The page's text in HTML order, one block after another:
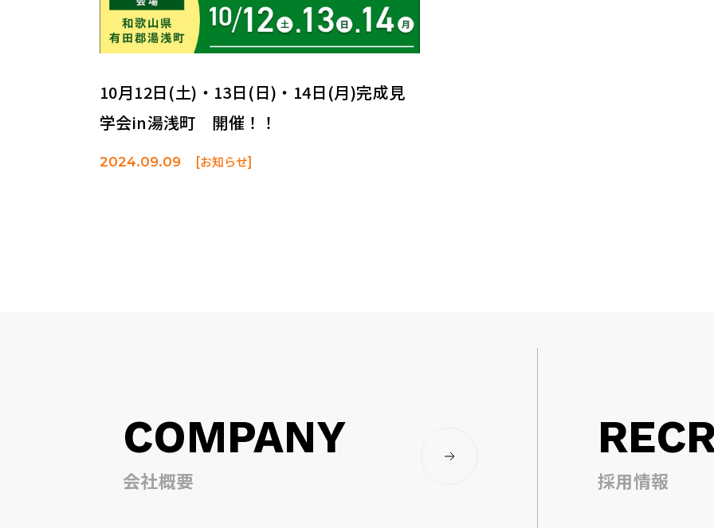
10月12日(土)・13日(日)・14日(月)完成見
学会in湯浅町 開催！！
2024.09.09 [お知らせ]
COMPANY
会社概要 採用情報